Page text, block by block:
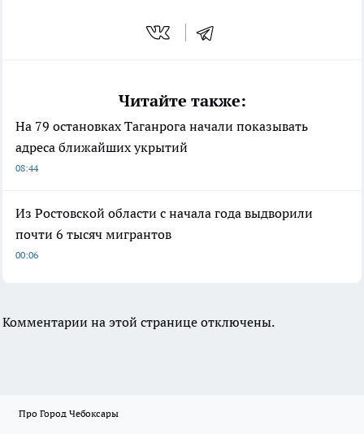
Читайте также:
На 79 остановках Таганрога начали показывать
адреса ближайших укрытий
08:44
Из Ростовской области с начала года выдворили
почти 6 тысяч мигрантов
00:06
Комментарии на этой странице отключены.
Про Город Чебоксары